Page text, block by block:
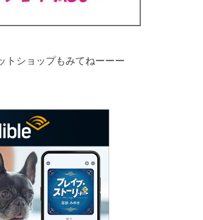
トショップもみてねーーー